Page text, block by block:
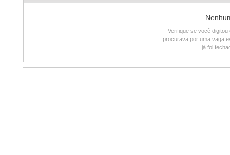
Verifique se você
procurava por uma vaga
já foi